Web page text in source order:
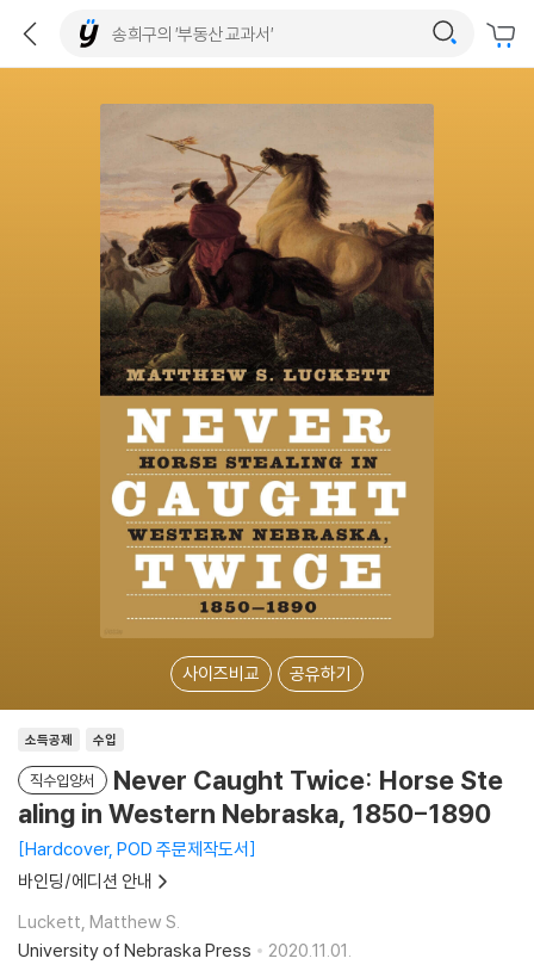
사이즈비교 공유하기
소득공제 수입
직수입양서
Never Caught Twice: Horse Ste
aling in Western Nebraska, 1850-1890
Hardcover, POD 주문제작도서
바인딩/에디션 안내
Luckett, Matthew S.
University of Nebraska Press
2020.11.01.